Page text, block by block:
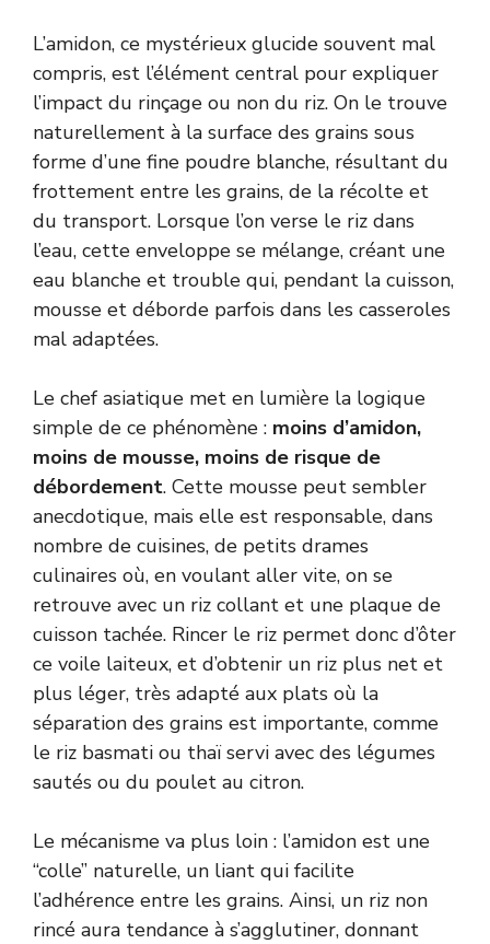
L’amidon, ce mystérieux glucide souvent mal
compris, est l’élément central pour expliquer
l’impact du rinçage ou non du riz. On le trouve
naturellement à la surface des grains sous
forme d’une fine poudre blanche, résultant du
frottement entre les grains, de la récolte et
du transport. Lorsque l’on verse le riz dans
l’eau, cette enveloppe se mélange, créant une
eau blanche et trouble qui, pendant la cuisson,
mousse et déborde parfois dans les casseroles
mal adaptées.
Le chef asiatique met en lumière la logique
simple de ce phénomène : moins d’amidon,
moins de mousse, moins de risque de
débordement. Cette mousse peut sembler
anecdotique, mais elle est responsable, dans
nombre de cuisines, de petits drames
culinaires où, en voulant aller vite, on se
retrouve avec un riz collant et une plaque de
cuisson tachée. Rincer le riz permet donc d’ôter
ce voile laiteux, et d’obtenir un riz plus net et
plus léger, très adapté aux plats où la
séparation des grains est importante, comme
le riz basmati ou thaï servi avec des légumes
sautés ou du poulet au citron.
Le mécanisme va plus loin : l’amidon est une
“colle” naturelle, un liant qui facilite
l’adhérence entre les grains. Ainsi, un riz non
rincé aura tendance à s’agglutiner, donnant